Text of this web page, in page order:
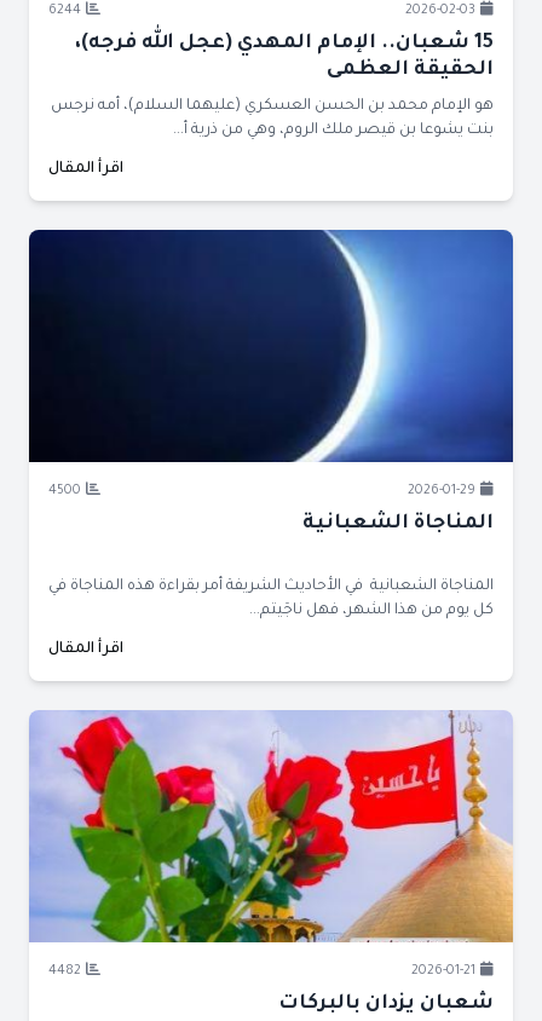
2026-02-03
6244
15 شعبان.. الإمام المهدي (عجل الله فرجه)،
الحقيقة العظمى
هو الإمام محمد بن الحسن العسكري (عليهما السلام)، أمه نرجس
بنت يشوعا بن قيصر ملك الروم، وهي من ذرية أ...
اقرأ المقال
2026-01-29
4500
المناجاة الشعبانية
المناجاة الشعبانية في الأحاديث الشريفة أمر بقراءة هذه المناجاة في
كل يوم من هذا الشهر، فهل ناجَيتم...
اقرأ المقال
2026-01-21
4482
شعبان يزدان بالبركات